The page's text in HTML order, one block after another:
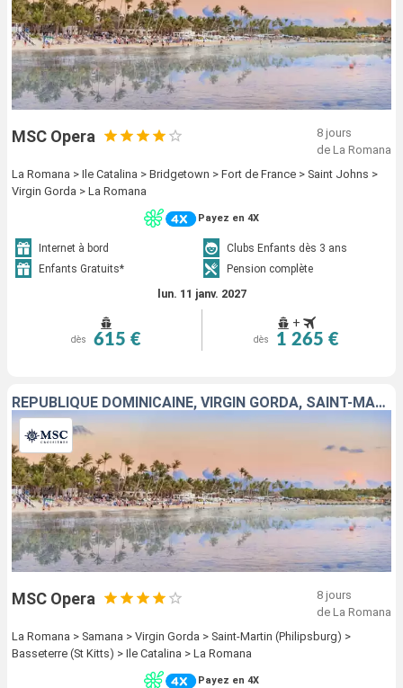
MSC Opera
8 jours
de La Romana
La Romana > Ile Catalina > Bridgetown > Fort de France > Saint Johns >
Virgin Gorda > La Romana
Payez en 4X
Internet à bord
Clubs Enfants dès 3 ans
Enfants Gratuits*
Pension complète
lun. 11 janv. 2027
dès 615 €
+
dès 1 265 €
RÉPUBLIQUE DOMINICAINE, VIRGIN GORDA, SAINT-MARTIN
MSC Opera
8 jours
de La Romana
La Romana > Samana > Virgin Gorda > Saint-Martin (Philipsburg) >
Basseterre (St Kitts) > Ile Catalina > La Romana
Payez en 4X